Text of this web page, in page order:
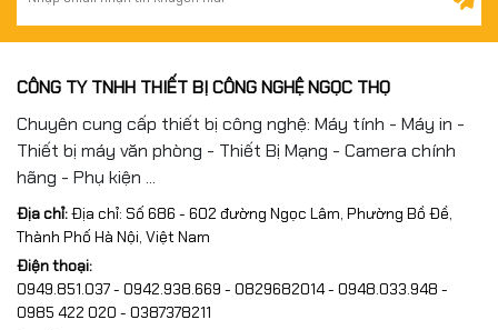
CÔNG TY TNHH THIẾT BỊ CÔNG NGHỆ NGỌC THỌ
Chuyên cung cấp thiết bị công nghệ: Máy tính - Máy in -
Thiết bị máy văn phòng - Thiết Bị Mạng - Camera chính
hãng - Phụ kiện ...
Địa chỉ:Địa chỉ: Số 686 - 602 đường Ngọc Lâm, Phường Bồ Đề,
Thành Phố Hà Nội, Việt Nam
Điện thoại:
0949.851.037 - 0942.938.669 - 0829682014 - 0948.033.948 -
0985 422 020 - 0387378211